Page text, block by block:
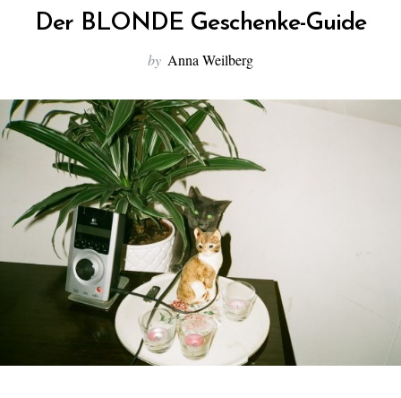
Der BLONDE Geschenke-Guide
by Anna Weilberg